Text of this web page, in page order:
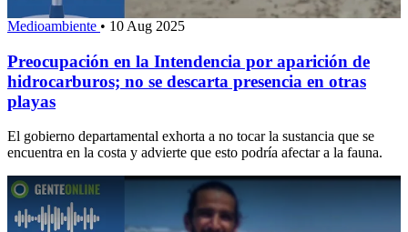
Medioambiente • 10 Aug 2025
Preocupación en la Intendencia por aparición de
hidrocarburos; no se descarta presencia en otras
playas
El gobierno departamental exhorta a no tocar la sustancia que se
encuentra en la costa y advierte que esto podría afectar a la fauna.